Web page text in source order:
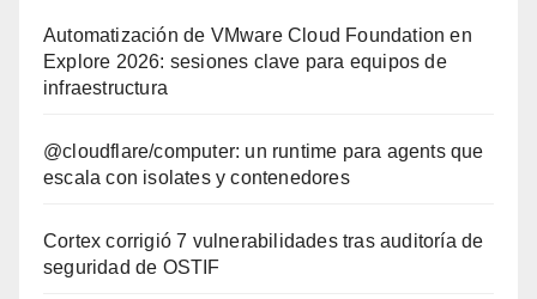
Automatización de VMware Cloud Foundation en
Explore 2026: sesiones clave para equipos de
infraestructura
@cloudflare/computer: un runtime para agents que
escala con isolates y contenedores
Cortex corrigió 7 vulnerabilidades tras auditoría de
seguridad de OSTIF